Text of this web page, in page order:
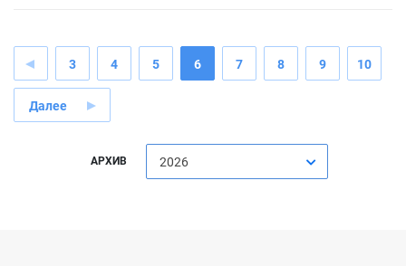
3 4 5 6 7 8 9 10
Далее
АРХИВ 2026